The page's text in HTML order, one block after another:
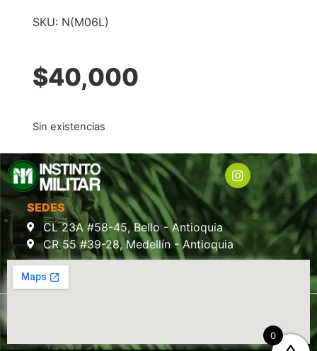
SKU: N(M06L)
$40,000
Sin existencias
SEDES
CL 23A #58-45, Bello - Antioquia
CR 55 #39-28, Medellín - Antioquia
0